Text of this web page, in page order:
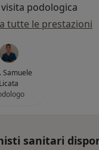
podologica
tutte le prestazioni
Samuele
Licata
sanitari